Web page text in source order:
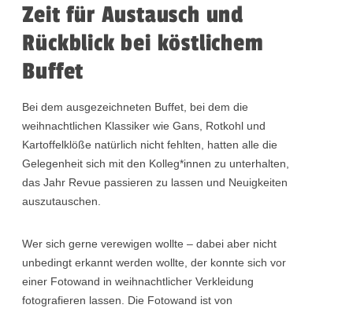
Zeit für Austausch und
Rückblick bei köstlichem
Buffet
Bei dem ausgezeichneten Buffet, bei dem die
weihnachtlichen Klassiker wie Gans, Rotkohl und
Kartoffelklöße natürlich nicht fehlten, hatten alle die
Gelegenheit sich mit den Kolleg*innen zu unterhalten,
das Jahr Revue passieren zu lassen und Neuigkeiten
auszutauschen.
Wer sich gerne verewigen wollte – dabei aber nicht
unbedingt erkannt werden wollte, der konnte sich vor
einer Fotowand in weihnachtlicher Verkleidung
fotografieren lassen. Die Fotowand ist von